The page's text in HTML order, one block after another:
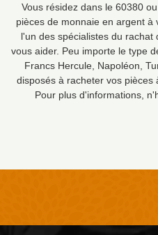
Vous résidez dans le 60380
pièces de monnaie en argent à
l'un des spécialistes du
vous aider. Peu importe le type
Francs Hercule, Napoléon,
disposés à racheter vos pièces
Pour plus d'informations,